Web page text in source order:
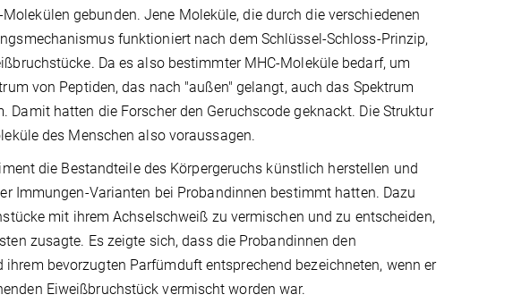
gebunden. Jene Moleküle, die durch die verschiedenen
funktioniert nach dem Schlüssel-Schloss-Prinzip,
Da es also bestimmter MHC-Moleküle bedarf, um
von Peptiden, das nach "außen" gelangt, auch das Spektrum
Damit hatten die Forscher den Geruchscode geknackt. Die Struktur
des Menschen also voraussagen.
die Bestandteile des Körpergeruchs künstlich herstellen und
Immungen-Varianten bei Probandinnen bestimmt hatten. Dazu
mit ihrem Achselschweiß zu vermischen und zu entscheiden,
zusagte. Es zeigte sich, dass die Probandinnen den
bevorzugten Parfümduft entsprechend bezeichneten, wenn er
Eiweißbruchstück vermischt worden war.